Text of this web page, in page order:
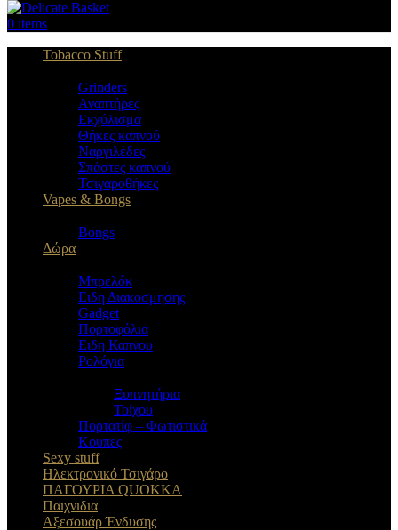
0 items
Tobacco Stuff
Grinders
Αναπτήρες
Εκχύλισμα
Θήκες καπνού
Ναργιλέδες
Σπάστες καπνού
Τσιγαροθήκες
Vapes & Bongs
Bongs
Δώρα
Μπρελόκ
Eιδη Διακοσμησης
Gadget
Πορτοφόλια
Ειδη Καπνου
Ρολόγια
Ξυπνητήρια
Τοίχου
Πορτατίφ – Φωτιστικά
Κουπες
Sexy stuff
Ηλεκτρονικό Τσιγάρο
ΠΑΓΟΥΡΙΑ QUOKKA
Παιχνιδια
Αξεσουάρ Ένδυσης